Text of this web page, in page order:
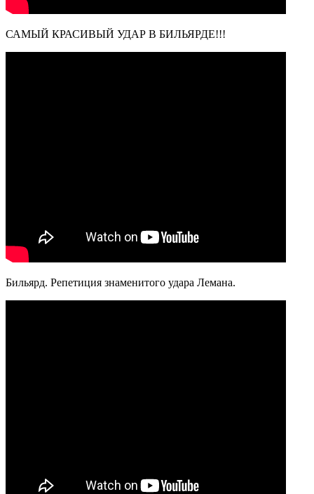
САМЫЙ КРАСИВЫЙ УДАР В БИЛЬЯРДЕ!!!
Бильярд. Репетиция знаменитого удара Лемана.